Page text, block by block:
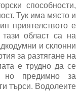
способности,
Тук има място и
приятелството е
област са на
и склонни
за разтягане на
е трудно да се
но предимно за
търси. Водолеите